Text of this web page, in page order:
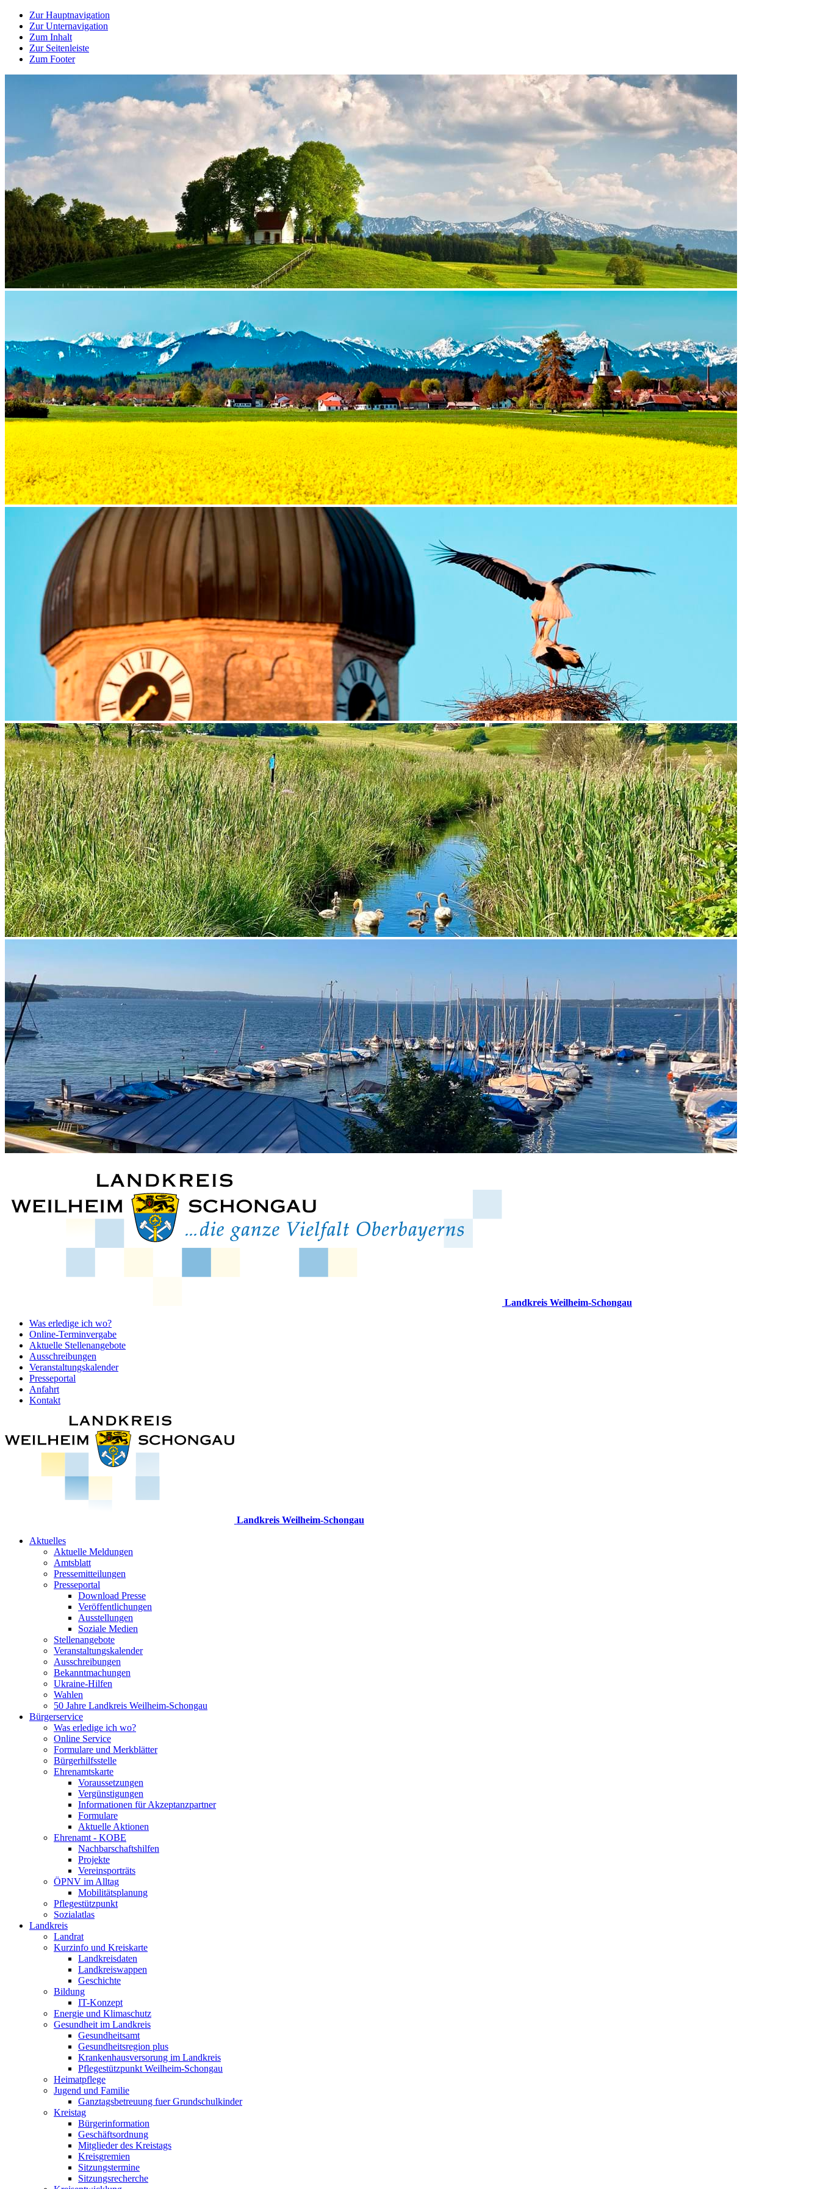
Zur Hauptnavigation
Zur Unternavigation
Zum Inhalt
Zur Seitenleiste
Zum Footer
Landkreis Weilheim-Schongau
Was erledige ich wo?
Online-Terminvergabe
Aktuelle Stellenangebote
Ausschreibungen
Veranstaltungskalender
Presseportal
Anfahrt
Kontakt
Landkreis Weilheim-Schongau
Aktuelles
Aktuelle Meldungen
Amtsblatt
Pressemitteilungen
Presseportal
Download Presse
Veröffentlichungen
Ausstellungen
Soziale Medien
Stellenangebote
Veranstaltungskalender
Ausschreibungen
Bekanntmachungen
Ukraine-Hilfen
Wahlen
50 Jahre Landkreis Weilheim-Schongau
Bürgerservice
Was erledige ich wo?
Online Service
Formulare und Merkblätter
Bürgerhilfsstelle
Ehrenamtskarte
Voraussetzungen
Vergünstigungen
Informationen für Akzeptanzpartner
Formulare
Aktuelle Aktionen
Ehrenamt - KOBE
Nachbarschaftshilfen
Projekte
Vereinsporträts
ÖPNV im Alltag
Mobilitätsplanung
Pflegestützpunkt
Sozialatlas
Landkreis
Landrat
Kurzinfo und Kreiskarte
Landkreisdaten
Landkreiswappen
Geschichte
Bildung
IT-Konzept
Energie und Klimaschutz
Gesundheit im Landkreis
Gesundheitsamt
Gesundheitsregion plus
Krankenhausversorung im Landkreis
Pflegestützpunkt Weilheim-Schongau
Heimatpflege
Jugend und Familie
Ganztagsbetreuung fuer Grundschulkinder
Kreistag
Bürgerinformation
Geschäftsordnung
Mitglieder des Kreistags
Kreisgremien
Sitzungstermine
Sitzungsrecherche